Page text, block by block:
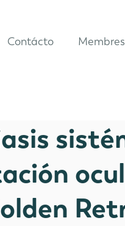
Contácto
Clínicos